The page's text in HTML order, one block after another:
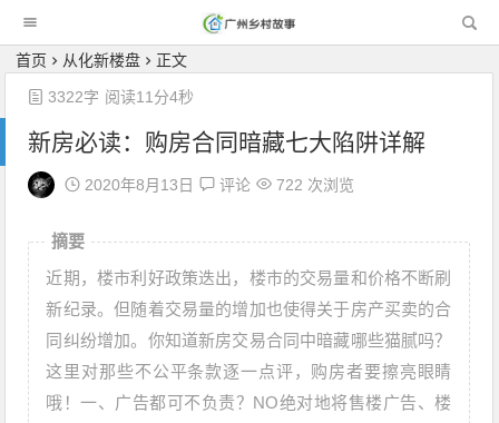
首页 从化新楼盘 正文
新房必读：购房合同暗藏七大陷阱详解
2020年8月13日 评论 722 次浏览
3322字 阅读11分4秒
摘要
近期，楼市利好政策迭出，楼市的交易量和价格不断刷
新纪录。但随着交易量的增加也使得关于房产买卖的合
同纠纷增加。你知道新房交易合同中暗藏哪些猫腻吗？
这里对那些不公平条款逐一点评，购房者要擦亮眼睛
哦！一、广告都可不负责？NO绝对地将售楼广告、楼